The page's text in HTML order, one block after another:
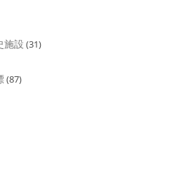
施設 (31)
(87)